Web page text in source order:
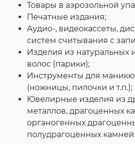
Товары в аэрозольной
Печатные издания;
Аудио-, видеокассеты,
систем считывания с
Изделия из натуральных
волос (парики);
Инструменты для
(ножницы, пилочки и т.п.);
Ювелирные изделия из
металлов, драгоценных
органогенных
полудрагоценных камней.